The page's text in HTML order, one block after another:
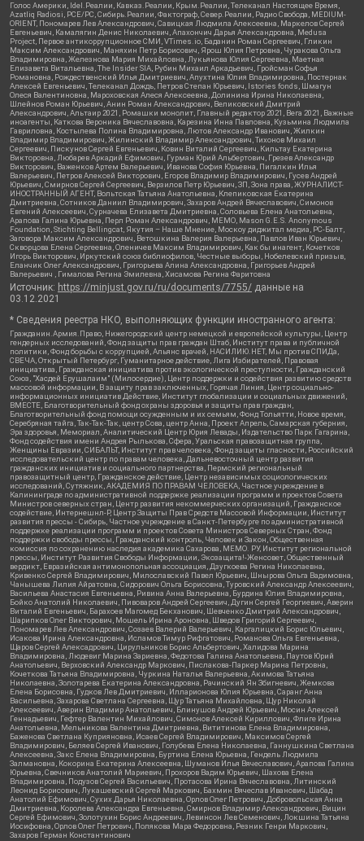
Голос Америки, Idel.Реалии, Кавказ.Реалии, Крым.Реалии, Телеканал Настоящее Время,
Azatliq Radiosi, PCE/PC, Сибирь.Реалии, Фактограф, Север.Реалии, Радио Свобода, MEDIUM-
ORIENT, Пономарев Лев Александрович, Савицкая Людмила Алексеевна, Маркелов Сергей
Евгеньевич, Камалягин Денис Николаевич, Апахончич Дарья Александровна, Medusa
Project, Первое антикоррупционное СМИ, VTimes.io, Баданин Роман Сергеевич, Гликин
Максим Александрович, Маняхин Петр Борисович, Ярош Юлия Петровна, Чуракова Ольга
Владимировна, Железнова Мария Михайловна, Лукьянова Юлия Сергеевна, Маетная
Елизавета Витальевна, The Insider SIA, Рубин Михаил Аркадьевич, Гройсман Софья
Романовна, Рождественский Илья Дмитриевич, Апухтина Юлия Владимировна, Постернак
Алексей Евгеньевич, Телеканал Дождь, Петров Степан Юрьевич, Istories fonds, Шмагун
Олеся Валентиновна, Мароховская Алеся Алексеевна, Долинина Ирина Николаевна,
Шлейнов Роман Юрьевич, Анин Роман Александрович, Великовский Дмитрий
Александрович, Альтаир 2021, Ромашки монолит, Главный редактор 2021, Вега 2021, Важные
иноагенты, Каткова Вероника Вячеславовна, Карезина Инна Павловна, Кузьмина Людмила
Гавриловна, Костылева Полина Владимировна, Лютов Александр Иванович, Жилкин
Владимир Владимирович, Жилинский Владимир Александрович, Тихонов Михаил
Сергеевич, Пискунов Сергей Евгеньевич, Ковин Виталий Сергеевич, Кильтау Екатерина
Викторовна, Любарев Аркадий Ефимович, Гурман Юрий Альбертович, Грезев Александр
Викторович, Важенков Артем Валерьевич, Иванова София Юрьевна, Пигалкин Илья
Валерьевич, Петров Алексей Викторович, Егоров Владимир Владимирович, Гусев Андрей
Юрьевич, Смирнов Сергей Сергеевич, Верзилов Петр Юрьевич, ЗП, Зона права, ЖУРНАЛИСТ-
ИНОСТРАННЫЙ АГЕНТ, Вольтская Татьяна Анатольевна, Клепиковская Екатерина
Дмитриевна, Сотников Даниил Владимирович, Захаров Андрей Вячеславович, Симонов
Евгений Алексеевич, Сурначева Елизавета Дмитриевна, Соловьева Елена Анатольевна,
Арапова Галина Юрьевна, Перл Роман Александрович, МЕМО, Mason G.E.S. Anonymous
Foundation, Stichting Bellingcat, Якутия – Наше Мнение, Москоу диджитал медиа, РС-Балт,
Заговора Максим Александрович, Ветошкина Валерия Валерьевна, Павлов Иван Юрьевич,
Скворцова Елена Сергеевна, Оленичев Максим Владимирович, Как бы инагент, Кочетков
Игорь Викторович, Иркутский союз библиофилов, Честные выборы, Нобелевский призыв,
Еланчик Олег Александрович, Григорьева Алина Александровна, Григорьев Андрей
Валерьевич , Гималова Регина Эмилевна, Хисамова Регина Фаритовна
Источник: https://minjust.gov.ru/ru/documents/7755/ данные на
03.12.2021
* Сведения реестра НКО, выполняющих функции иностранного агента:
Гражданин.Армия.Право, Нижегородский центр немецкой и европейской культуры, Центр
гендерных исследований, Фонд защиты прав граждан Штаб, Институт права и публичной
политики, Фонд борьбы с коррупцией, Альянс врачей, НАСИЛИЮ.НЕТ, Мы против СПИДа,
СВЕЧА, Открытый Петербург, Гуманитарное действие, Лига Избирателей, Правовая
инициатива, Гражданская инициатива против экологической преступности, Гражданский
Союз, "Хасдей Ерушалаим" (Милосердие), Центр поддержки и содействия развитию средств
массовой информации, В защиту прав заключенных, Горячая Линия, Центр социально-
информационных инициатив Действие, Институт глобализации и социальных движений,
ВМЕСТЕ, Благотворительный фонд охраны здоровья и защиты прав граждан,
Благотворительный фонд помощи осужденным и их семьям, Фонд Тольятти, Новое время,
Серебряная тайга, Так-Так-Так, центр Сова, центр Анна, Проект Апрель, Самарская губерния,
Эра здоровья, Мемориал, Аналитический Центр Юрия Левады, Издательство Парк Гагарина,
Фонд содействия имени Андрея Рылькова, Сфера, Уральская правозащитная группа,
Женщины Евразии, СИБАЛЬТ, Институт прав человека, Фонд защиты гласности, Российский
исследовательский центр по правам человека, Дальневосточный центр развития
гражданских инициатив и социального партнерства, Пермский региональный
правозащитный центр, Гражданское действие, Центр независимых социологических
исследований, Сутяжник, АКАДЕМИЯ ПО ПРАВАМ ЧЕЛОВЕКА, Частное учреждение в
Калининграде по административной поддержке реализации программ и проектов Совета
Министров северных стран, Центр развития некоммерческих организаций, Гражданское
содействие, Интернешнл-Р, Центр Защиты Прав Средств Массовой Информации, Институт
развития прессы - Сибирь, Частное учреждение в Санкт-Петербурге по административной
поддержке реализации программ и проектов Совета Министров Северных Стран, Фонд
поддержки свободы прессы, Гражданский контроль, Человек и Закон, Общественная
комиссия по сохранению наследия академика Сахарова, МЕМО. РУ, Институт региональной
прессы, Институт Развития Свободы Информации, Экозащита!-Женсовет, Общественный
вердикт, Евразийская антимонопольная ассоциация, Дзугкоева Регина Николаевна,
Кривенко Сергей Владимирович, Милославский Павел Юрьевич, Шнырова Ольга Вадимовна,
Чанышева Лилия Айратовна, Сидорович Ольга Борисовна, Туровский Александр Алексеевич,
Васильева Анастасия Евгеньевна, Ривина Анна Валерьевна, Бурдина Юлия Владимировна,
Бойко Анатолий Николаевич, Пивоваров Андрей Сергеевич, Дугин Сергей Георгиевич, Аверин
Виталий Евгеньевич, Барахоев Магомед Бекханович, Шевченко Дмитрий Александрович,
Шарипков Олег Викторович, Мошель Ирина Ароновна, Шведов Григорий Сергеевич,
Пономарев Лев Александрович, Созаев Валерий Валерьевич, Каргалицкий Борис Юльевич,
Исакова Ирина Александровна, Исламов Тимур Рифгатович, Романова Ольга Евгеньевна,
Щаров Сергей Алексадрович, Цирульников Борис Альбертович, Халидова Марина
Владимировна, Людевиг Марина Зариевна, Федотова Галина Анатольевна, Паутов Юрий
Анатольевич, Верховский Александр Маркович, Пислакова-Паркер Марина Петровна,
Кочеткова Татьяна Владимировна, Чуркина Наталья Валерьевна, Акимова Татьяна
Николаевна, Золотарева Екатерина Александровна, Рачинский Ян Збигневич, Жемкова
Елена Борисовна, Гудков Лев Дмитриевич, Илларионова Юлия Юрьевна, Саранг Анна
Васильевна, Захарова Светлана Сергеевна, Щур Татьяна Михайловна, Щур Николай
Алексеевич, Аверин Владимир Анатольевич, Блинушов Андрей Юрьевич, Мосин Алексей
Геннадьевич, Гефтер Валентин Михайлович, Симонов Алексей Кириллович, Флиге Ирина
Анатольевна, Мельникова Валентина Дмитриевна, Вититинова Елена Владимировна,
Баженова Светлана Куприяновна, Исаев Сергей Владимирович, Максимов Сергей
Владимирович, Беляев Сергей Иванович, Голубева Елена Николаевна, Ганнушкина Светлана
Алексеевна, Закс Елена Владимировна, Буртина Елена Юрьевна, Гендель Людмила
Залмановна, Кокорина Екатерина Алексеевна, Шуманов Илья Вячеславович, Арапова Галина
Юрьевна, Свечников Анатолий Мариевич, Прохоров Вадим Юрьевич, Шахова Елена
Владимировна, Подузов Сергей Васильевич, Протасова Ирина Вячеславовна, Литинский
Леонид Борисович, Лукашевский Сергей Маркович, Бахмин Вячеслав Иванович, Шабад
Анатолий Ефимович, Сухих Дарья Николаевна, Орлов Олег Петрович, Добровольская Анна
Дмитриевна, Королева Александра Евгеньевна, Смирнов Владимир Александрович, Вицин
Сергей Ефимович, Золотухин Борис Андреевич, Левинсон Лев Семенович, Локшина Татьяна
Иосифовна, Орлов Олег Петрович, Полякова Мара Федоровна, Резник Генри Маркович,
Захаров Герман Константинович